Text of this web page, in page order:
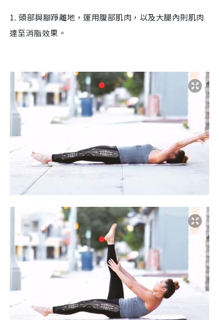
1.頭部與腳踭離地，運用腹部肌肉，以及大腿內則肌肉
達至消脂效果。